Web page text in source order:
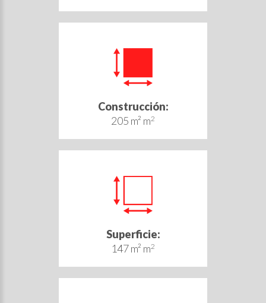
Construcción:
205 m² m2
Superficie:
147 m² m2